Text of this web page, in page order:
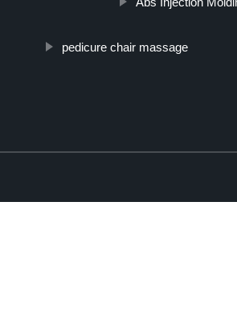
pedicure chair massage